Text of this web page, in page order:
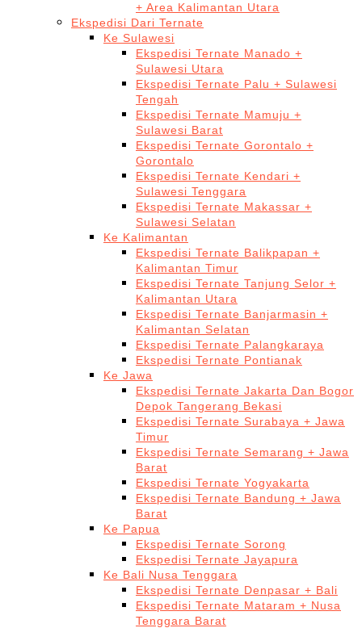
+ Area Kalimantan Utara
Ekspedisi Dari Ternate
Ke Sulawesi
Ekspedisi Ternate Manado +
Sulawesi Utara
Ekspedisi Ternate Palu + Sulawesi
Tengah
Ekspedisi Ternate Mamuju +
Sulawesi Barat
Ekspedisi Ternate Gorontalo +
Gorontalo
Ekspedisi Ternate Kendari +
Sulawesi Tenggara
Ekspedisi Ternate Makassar +
Sulawesi Selatan
Ke Kalimantan
Ekspedisi Ternate Balikpapan +
Kalimantan Timur
Ekspedisi Ternate Tanjung Selor +
Kalimantan Utara
Ekspedisi Ternate Banjarmasin +
Kalimantan Selatan
Ekspedisi Ternate Palangkaraya
Ekspedisi Ternate Pontianak
Ke Jawa
Ekspedisi Ternate Jakarta Dan Bogor
Depok Tangerang Bekasi
Ekspedisi Ternate Surabaya + Jawa
Timur
Ekspedisi Ternate Semarang + Jawa
Barat
Ekspedisi Ternate Yogyakarta
Ekspedisi Ternate Bandung + Jawa
Barat
Ke Papua
Ekspedisi Ternate Sorong
Ekspedisi Ternate Jayapura
Ke Bali Nusa Tenggara
Ekspedisi Ternate Denpasar + Bali
Ekspedisi Ternate Mataram + Nusa
Tenggara Barat